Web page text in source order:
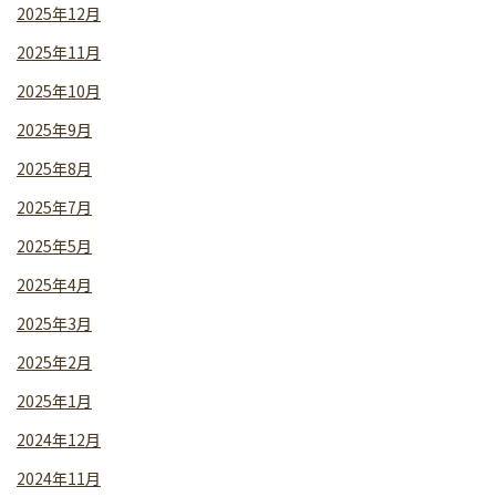
2025年12月
2025年11月
2025年10月
2025年9月
2025年8月
2025年7月
2025年5月
2025年4月
2025年3月
2025年2月
2025年1月
2024年12月
2024年11月